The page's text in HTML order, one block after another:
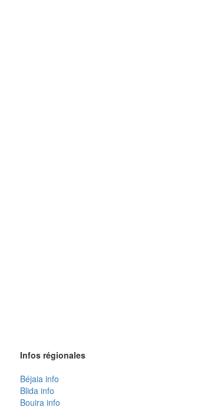
Infos régionales
Béjaia info
Blida info
Bouira info